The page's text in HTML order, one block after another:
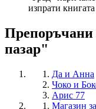
изпрати
пазар"
Да и Анна
Чоко и
Арис 77
Магазин